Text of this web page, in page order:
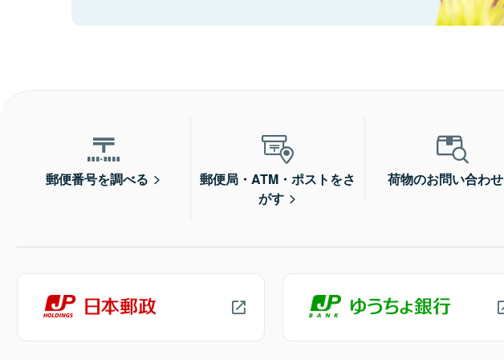
郵便番号を調べる
郵便局・ATM・ポストをさ
がす
荷物のお問い合わせ